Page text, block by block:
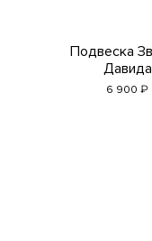
Подвеска Звезда
Давида
6 900 ₽